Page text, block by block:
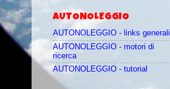
AUTONOLEGGIO
AUTONOLEGGIO - links generali
AUTONOLEGGIO - motori di
ricerca
AUTONOLEGGIO - tutorial